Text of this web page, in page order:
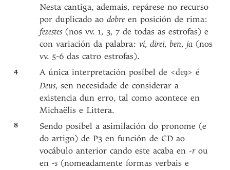
Nesta cantiga, ademais, repárese no recurso
por duplicado aodobreen posición de rima:
fezestes (nos vv. 1, 3, 7 de todas as estrofas) e
con variación da palabra:vi,direi,ben,ja(nos
vv. 5-6 das catro estrofas).
4 A única interpretación posíbel de <deꝯ> é
Deus, sen necesidade de considerar a
existencia dun erro, tal como acontece en
Michaëlis e Littera.
8
Sendo posíbel a asimilación do pronome (e
do artigo) de P3 en función de CD ao
vocábulo anterior cando este acaba en -rou
en -s (nomeadamente formas verbais e